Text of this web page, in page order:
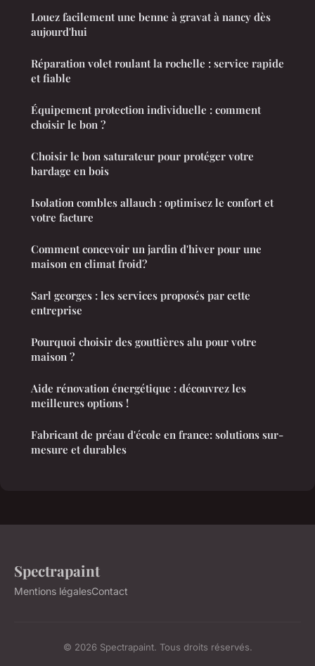
Louez facilement une benne à gravat à nancy dès
aujourd'hui
Réparation volet roulant la rochelle : service rapide
et fiable
Équipement protection individuelle : comment
choisir le bon ?
Choisir le bon saturateur pour protéger votre
bardage en bois
Isolation combles allauch : optimisez le confort et
votre facture
Comment concevoir un jardin d'hiver pour une
maison en climat froid?
Sarl georges : les services proposés par cette
entreprise
Pourquoi choisir des gouttières alu pour votre
maison ?
Aide rénovation énergétique : découvrez les
meilleures options !
Fabricant de préau d'école en france: solutions sur-
mesure et durables
Spectrapaint
Mentions légalesContact
© 2026 Spectrapaint. Tous droits réservés.